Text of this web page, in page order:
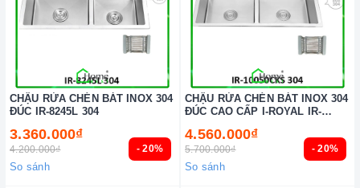
- 20%
CHẬU RỬA CHÉN BÁT INOX 304
ĐÚC IR-8245L 304
3.360.000₫
4.200.000₫
So sánh
- 20%
CHẬU RỬA CHÉN BÁT INOX 304
ĐÚC CAO CẤP I-ROYAL IR-
4.560.000₫
5.700.000₫
So sánh